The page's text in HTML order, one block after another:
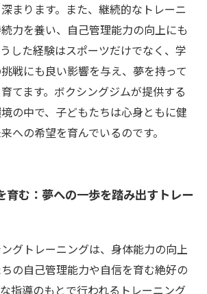
まります。また、継続的なトレーニ
力を養い、自己管理能力の向上にも
した経験はスポーツだけでなく、学
戦にも良い影響を与え、夢を持って
てます。ボクシングジムが提供する
の中で、子どもたちは心身ともに健
への希望を育んでいるのです。
育む：夢への一歩を踏み出すトレー
グトレーニングは、身体能力の向上
の自己管理能力や自信を育む絶好の
指導のもとで行われるトレーニング